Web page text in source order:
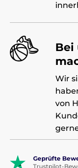
Bei
Wir
von
Geprüfte
Trustpilot-